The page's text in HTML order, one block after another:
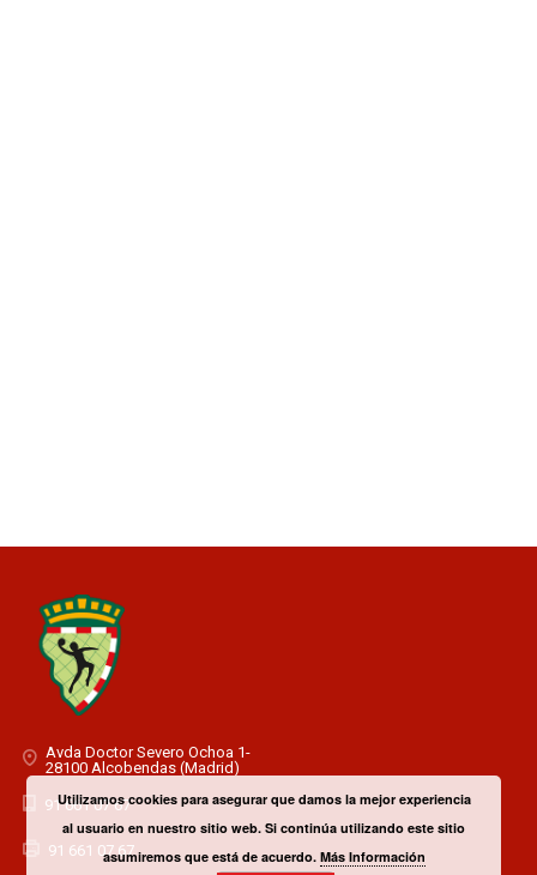
Avda Doctor Severo Ochoa 1-
28100 Alcobendas (Madrid)
91 661 07 67
91 661 07 67
Utilizamos cookies para asegurar que damos la mejor experiencia
al usuario en nuestro sitio web. Si continúa utilizando este sitio
asumiremos que está de acuerdo. Más Información